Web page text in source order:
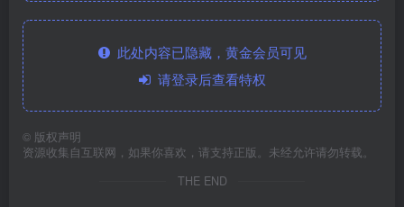
此处内容已隐藏，黄金会员可见
请登录后查看特权
© 版权声明
资源收集自互联网，如果你喜欢，请支持正版。未经允许请勿转载。
THE END